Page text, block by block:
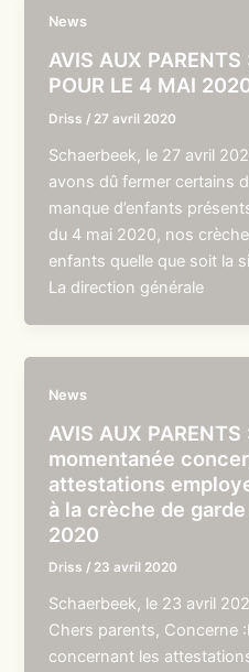
News
AVIS AUX
POUR LE 4 MAI
Driss / 27 avril 2020
Schaerbeek, le 27 avril
avons dû fermer certains
manque d’enfants
du 4 mai 2020, nos
enfants quelle que soit la
La direction générale
News
AVIS AUX
momentanée
attestations
à la crèche de
2020
Driss / 23 avril 2020
Schaerbeek, le 23 avril
Chers parents, Concerne
concernant les